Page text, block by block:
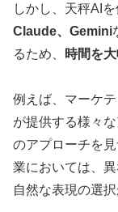
しかし、天秤AI
Claude、Gemini
るため、
時間を
例えば、マーケ
が提供する様々
のアプローチを
業においては、
自然な表現の選択